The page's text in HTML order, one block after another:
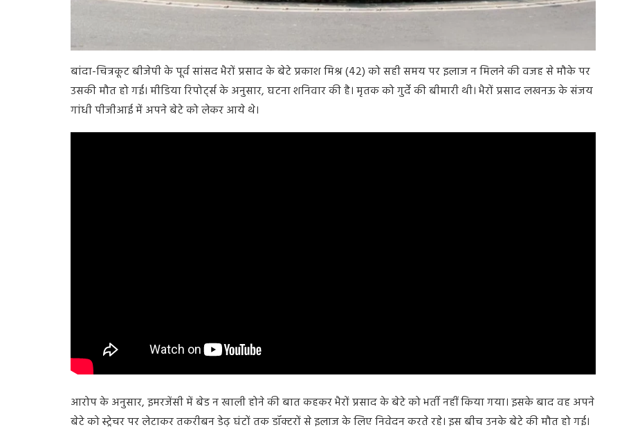
बांदा-चित्रकूट बीजेपी के पूर्व सांसद भैरों प्रसाद के बेटे प्रकाश मिश्र (42) को सही समय पर इलाज न मिलने की वजह से मौके पर
उसकी मौत हो गई। मीडिया रिपोर्ट्स के अनुसार, घटना शनिवार की है। मृतक को गुर्दे की बीमारी थी। भैरों प्रसाद लखनऊ के संजय
गांधी पीजीआई में अपने बेटे को लेकर आये थे।
आरोप के अनुसार, इमरजेंसी में बेड न खाली होने की बात कहकर भैरों प्रसाद के बेटे को भर्ती नहीं किया गया। इसके बाद वह अपने
बेटे को स्ट्रेचर पर लेटाकर तकरीबन डेढ़ घंटों तक डॉक्टरों से इलाज के लिए निवेदन करते रहे। इस बीच उनके बेटे की मौत हो गई।